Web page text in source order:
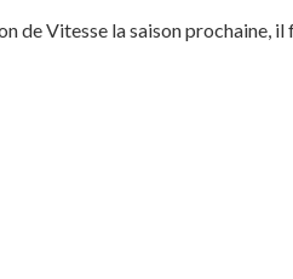
de Vitesse la saison